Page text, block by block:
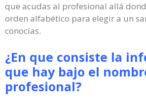
que acudas al profesional allá
orden alfabético para elegir a un
conocías.
¿En que consiste la
que hay bajo el
profesional?